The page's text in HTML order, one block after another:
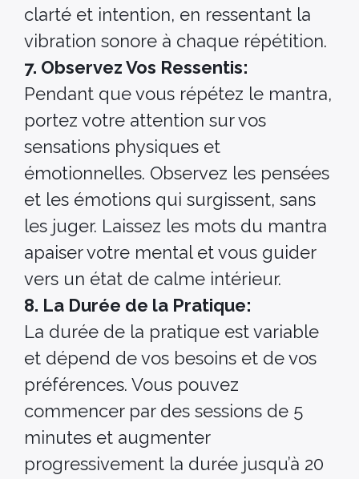
clarté et intention, en ressentant la
vibration sonore à chaque répétition.
7. Observez Vos Ressentis:
Pendant que vous répétez le mantra,
portez votre attention sur vos
sensations physiques et
émotionnelles. Observez les pensées
et les émotions qui surgissent, sans
les juger. Laissez les mots du mantra
apaiser votre mental et vous guider
vers un état de calme intérieur.
8. La Durée de la Pratique:
La durée de la pratique est variable
et dépend de vos besoins et de vos
préférences. Vous pouvez
commencer par des sessions de 5
minutes et augmenter
progressivement la durée jusqu’à 20